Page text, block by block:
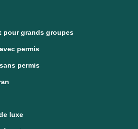
pour grands groupes
permis
permis
luxe